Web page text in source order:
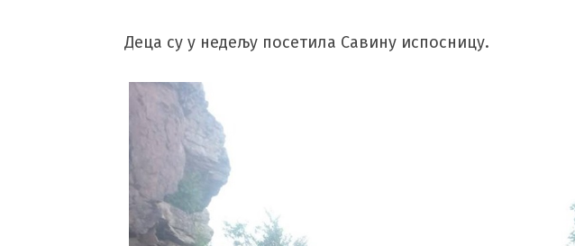
Деца су у недељу посетила Савину испосницу.